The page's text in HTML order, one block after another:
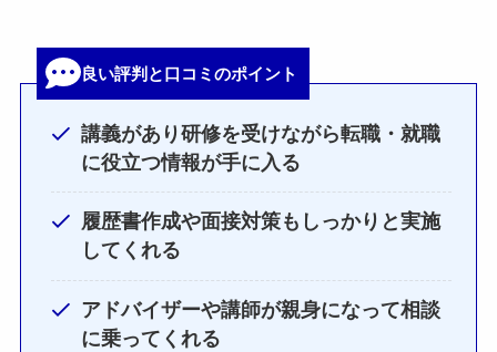
良い評判と口コミのポイント
講義があり研修を受けながら転職・就職
に役立つ情報が手に入る
履歴書作成や面接対策もしっかりと実施
してくれる
アドバイザーや講師が親身になって相談
に乗ってくれる